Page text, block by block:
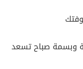
وبسمة صباح تسعد